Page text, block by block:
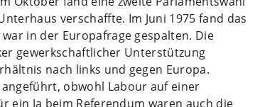
verschaffte. Im Juni 1975 fand das
in der Europafrage gespalten. Die
gewerkschaftlicher Unterstützung
nach links und gegen Europa.
obwohl Labour auf einer
ein Ja beim Referendum waren auch die